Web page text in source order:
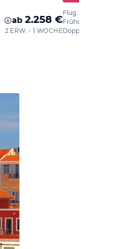
ab 2.258 €
2 ERW. • 1 WOCHE
Flug
Frühstück
Doppelzimmer